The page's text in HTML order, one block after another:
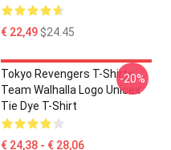
€ 22,49$24.45
Tokyo Revengers T-Shirts -
Team Walhalla Logo Unisex
Tie Dye T-Shirt
€ 24,38 - € 28,06
-20%